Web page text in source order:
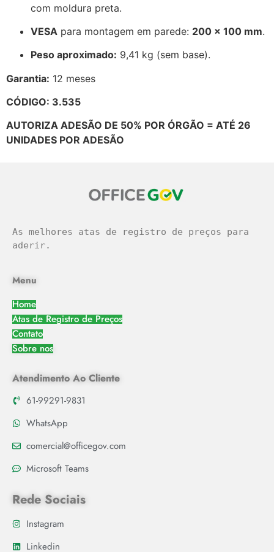
com moldura preta.
VESA para montagem em parede: 200 × 100 mm.
Peso aproximado: 9,41 kg (sem base).
Garantia: 12 meses
CÓDIGO: 3.535
AUTORIZA ADESÃO DE 50% POR ÓRGÃO = ATÉ 26
UNIDADES POR ADESÃO
As melhores atas de registro de preços para
aderir.
Menu
Home
Atas de Registro de Preços
Contato
Sobre nos
Atendimento Ao Cliente
61-99291-9831
WhatsApp
comercial@officegov.com
Microsoft Teams
Rede Sociais
Instagram
Linkedin